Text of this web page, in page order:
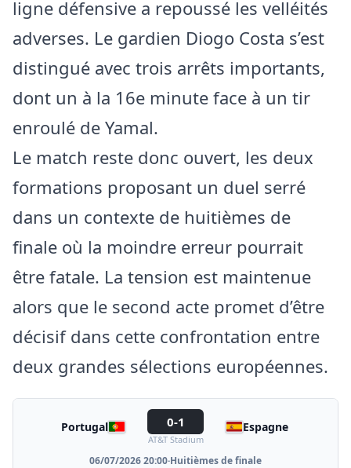
ligne défensive a repoussé les velléités
adverses. Le gardien Diogo Costa s’est
distingué avec trois arrêts importants,
dont un à la 16e minute face à un tir
enroulé de Yamal.
Le match reste donc ouvert, les deux
formations proposant un duel serré
dans un contexte de huitièmes de
finale où la moindre erreur pourrait
être fatale. La tension est maintenue
alors que le second acte promet d’être
décisif dans cette confrontation entre
deux grandes sélections européennes.
Portugal 0-1
AT&T Stadium
Espagne
06/07/2026 20:00·Huitièmes de finale